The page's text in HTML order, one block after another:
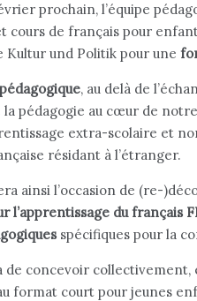
prochain, l’équipe
cours de français pour
und Politik pour une
, au delà de
la pédagogie au cœur de
extra-scolaire et
résidant à l’étranger.
ainsi l’occasion de (re-
l’apprentissage du français
spécifiques pour la
de concevoir
format court pour jeunes